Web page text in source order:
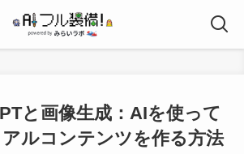
と画像生成：AIを使って
ルコンテンツを作る方法